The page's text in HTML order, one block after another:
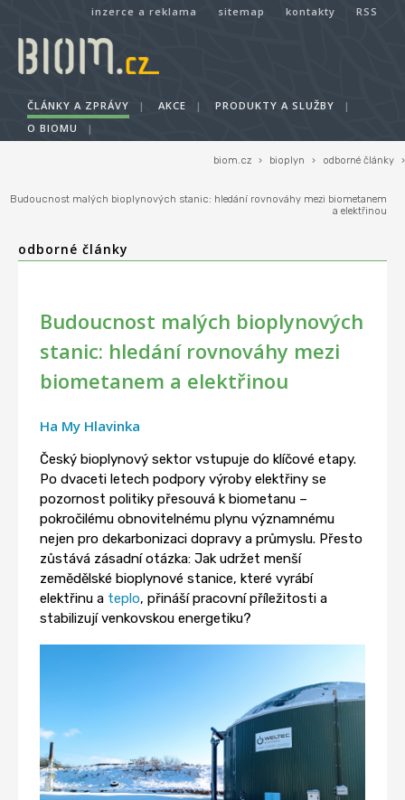
inzerce a reklama sitemap kontakty RSS
ČLÁNKY A ZPRÁVY | AKCE | PRODUKTY A SLUŽBY
|
O BIOMU
|
biom.cz › bioplyn › odborné články ›
Budoucnost malých bioplynových stanic: hledání rovnováhy mezi biometanem
a elektřinou
odborné články
Budoucnost malých bioplynových
stanic: hledání rovnováhy mezi
biometanem a elektřinou
Ha My Hlavinka
Český bioplynový sektor vstupuje do klíčové etapy.
Po dvaceti letech podpory výroby elektřiny se
pozornost politiky přesouvá k biometanu –
pokročilému obnovitelnému plynu významnému
nejen pro dekarbonizaci dopravy a průmyslu. Přesto
zůstává zásadní otázka: Jak udržet menší
zemědělské bioplynové stanice, které vyrábí
elektřinu a teplo, přináší pracovní příležitosti a
stabilizují venkovskou energetiku?